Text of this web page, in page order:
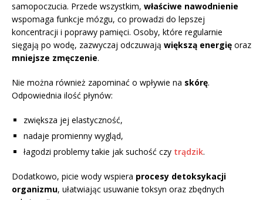
samopoczucia. Przede wszystkim, właściwe nawodnienie
wspomaga funkcje mózgu, co prowadzi do lepszej
koncentracji i poprawy pamięci. Osoby, które regularnie
sięgają po wodę, zazwyczaj odczuwają większą energię oraz
mniejsze zmęczenie.
Nie można również zapominać o wpływie na skórę.
Odpowiednia ilość płynów:
zwiększa jej elastyczność,
nadaje promienny wygląd,
łagodzi problemy takie jak suchość czy trądzik.
Dodatkowo, picie wody wspiera procesy detoksykacji
organizmu, ułatwiając usuwanie toksyn oraz zbędnych